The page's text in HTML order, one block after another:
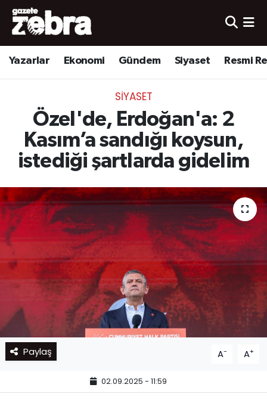
Yazarlar Ekonomi Gündem Siyaset Resmi
SIYASET
Özel'de, Erdoğan'a: 2
Kasım’a sandığı koysun,
istediği şartlarda gidelim
Paylaş A- A+
02.09.2025 - 11:59
Yazarlar
Ekonomi
Kültür-Sanat
Yerel
Spor
Nöbetçi Eczaneler
Hava Durumu
Trafik Durumu
Süper Lig Puan Durumu ve Fikstür
Tüm Manşetler
Son Dakika Haberleri
Haber Arşivi